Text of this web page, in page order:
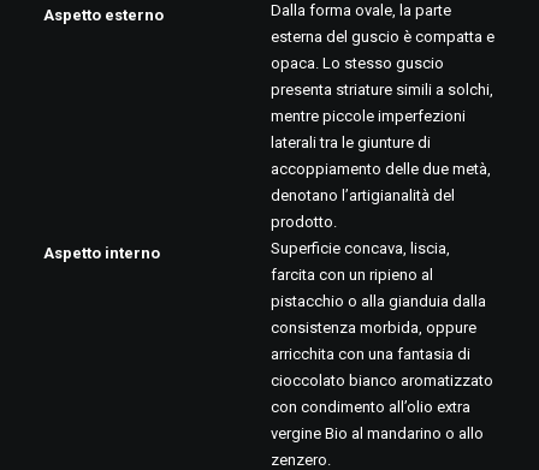
Aspetto esterno
Dalla forma ovale, la parte
esterna del guscio è compatta e
opaca. Lo stesso guscio
presenta striature simili a solchi,
mentre piccole imperfezioni
laterali tra le giunture di
accoppiamento delle due metà,
denotano l’artigianalità del
prodotto.
Aspetto interno
Superficie concava, liscia,
farcita con un ripieno al
pistacchio o alla gianduia dalla
consistenza morbida, oppure
arricchita con una fantasia di
cioccolato bianco aromatizzato
con condimento all’olio extra
vergine Bio al mandarino o allo
zenzero.